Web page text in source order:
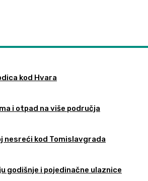
kod Hvara
i otpad na više područja
nesreći kod Tomislavgrada
godišnje i pojedinačne ulaznice